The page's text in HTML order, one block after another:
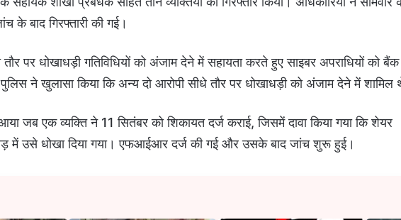
के बाद गिरफ्तारी की गई।
पर धोखाधड़ी गतिविधियों को अंजाम देने में सहायता करते हुए साइबर अपराधियों को बैंक
ने खुलासा किया कि अन्य दो आरोपी सीधे तौर पर धोखाधड़ी को अंजाम देने में शामिल
जब एक व्यक्ति ने 11 सितंबर को शिकायत दर्ज कराई, जिसमें दावा किया गया कि शेयर
में उसे धोखा दिया गया। एफआईआर दर्ज की गई और उसके बाद जांच शुरू हुई।